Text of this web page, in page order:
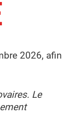
2026, afin
Le